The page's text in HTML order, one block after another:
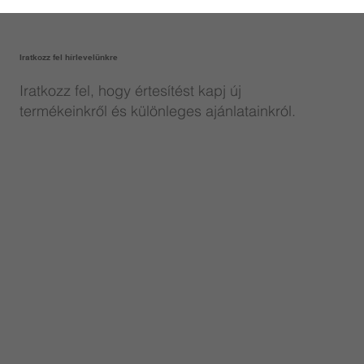
Iratkozz fel hírlevelünkre
Iratkozz fel, hogy értesítést kapj új
termékeinkről és különleges ajánlatainkról.